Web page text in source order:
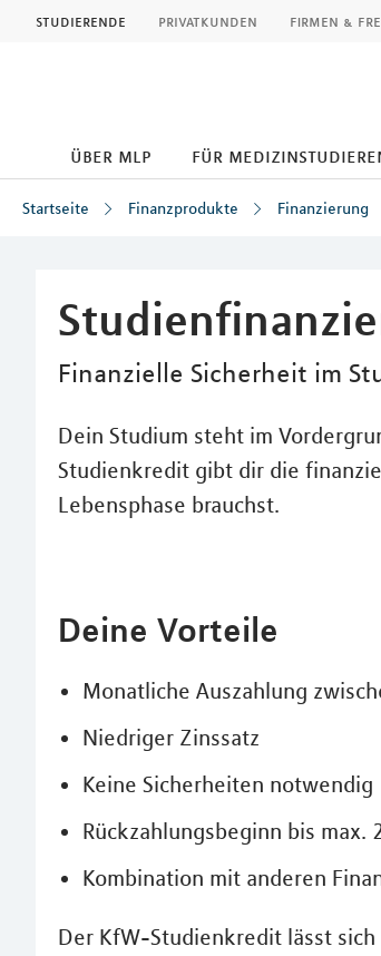
studierende privatkunden firmen &
über mlp für
Startseite Finanzprodukte Finanzierung
Finanzielle Sicherheit im
Dein Studium steht im
Studienkredit gibt dir die
Lebensphase brauchst.
Deine Vorteile
Monatliche Auszahlung
Niedriger Zinssatz
Keine Sicherheiten notwendig
Rückzahlungsbeginn bis max.
Kombination mit anderen
Der KfW-Studienkredit lässt sich